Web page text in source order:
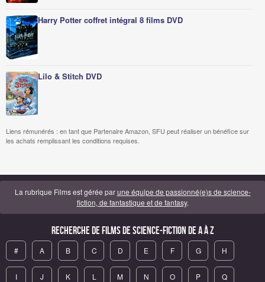
Harry Potter coffret intégral 8 films DVD
Lilo & Stitch DVD
Liens rémunérés : en tant que Partenaire Amazon, SFU peut réaliser un bénéfice sur
les achats remplissant les conditions requises.
La rubrique Films est gérée parune équipe de passionné(e)s de science-
fiction, de fantastique et de fantasy.
Recherche de Films de science-fiction de A à Z
# A B C D E F G H
I J K L M N O P Q